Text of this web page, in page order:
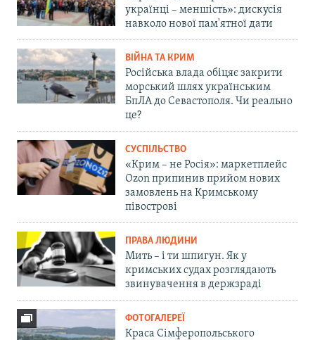
українці – меншість»: дискусія
навколо нової пам'ятної дати
ВІЙНА ТА КРИМ
Російська влада обіцяє закрити
морський шлях українським
БпЛА до Севастополя. Чи реально
це?
СУСПІЛЬСТВО
«Крим – не Росія»: маркетплейс
Ozon припинив прийом нових
замовлень на Кримському
півострові
ПРАВА ЛЮДИНИ
Мить – і ти шпигун. Як у
кримських судах розглядають
звинувачення в держзраді
ФОТОГАЛЕРЕЇ
Краса Сімферопольського